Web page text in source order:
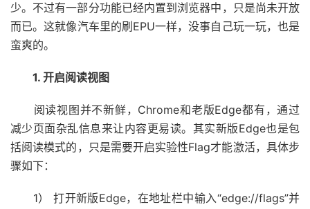
少。不过有一部分功能已经内置到浏览器中，只是尚未开放
而已。这就像汽车里的刷EPU一样，没事自己玩一玩，也是
蛮爽的。
1. 开启阅读视图
阅读视图并不新鲜，Chrome和老版Edge都有，通过
减少页面杂乱信息来让内容更易读。其实新版Edge也是包
括阅读模式的，只是需要开启实验性Flag才能激活，具体步
骤如下：
1） 打开新版Edge，在地址栏中输入“edge://flags”并